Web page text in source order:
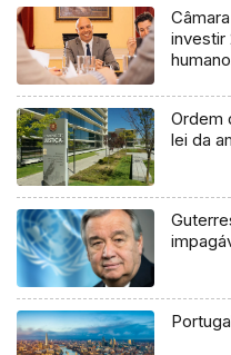
investir
Ordem
lei da